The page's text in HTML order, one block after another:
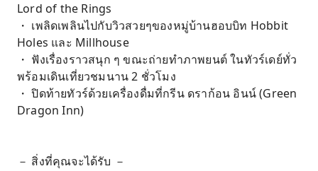
Lord of the Rings
・ เพลิดเพลินไปกับวิวสวยๆของหมู่บ้านฮอบบิท Hobbit
Holes และ Millhouse
・ ฟังเรื่องราวสนุก ๆ ขณะถ่ายทำภาพยนต์ ในทัวร์เดย์ทั่ว
พร้อมเดินเที่ยวชมนาน 2 ชั่วโมง
・ ปิดท้ายทัวร์ด้วยเครื่องดื่มที่กรีน ดราก้อน อินน์ (Green
Dragon Inn)
－ สิ่งที่คุณจะได้รับ －